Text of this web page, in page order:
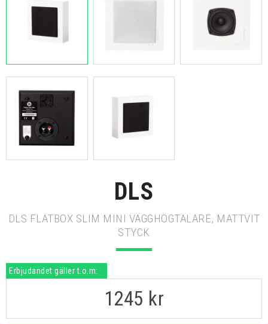
DLS
DLS FLATBOX SLIM MINI VÄGGHÖGTALARE, MATTVIT
STYCK
Erbjudandet gäller t.o.m:
1245 kr